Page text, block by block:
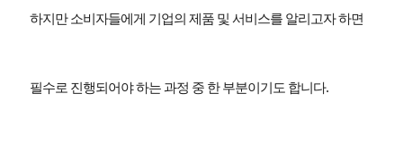
하지만 소비자들에게 기업의 제품 및 서비스를 알리고자 하면
필수로 진행되어야 하는 과정 중 한 부분이기도 합니다.